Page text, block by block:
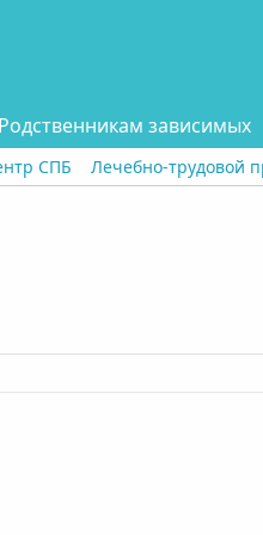
Родственникам зависимых
СПБ Лечебно-трудовой